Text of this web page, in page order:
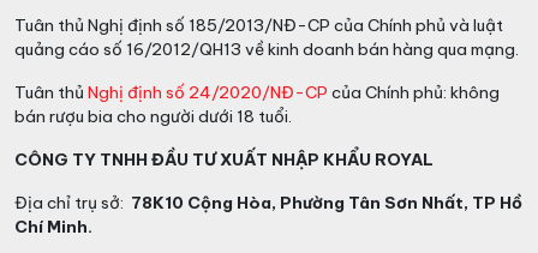
LiêmHotline:
0849.788.111
>>>> Tham khảo các loại RƯỢU VANG ngon khác.
Tuân thủ Nghị định số 185/2013/NĐ-CP của Chính phủ và luật
quảng cáo số 16/2012/QH13 về kinh doanh bán hàng qua mạng.
Tuân thủ Nghị định số 24/2020/NĐ-CP của Chính phủ: không
bán rượu bia cho người dưới 18 tuổi.
CÔNG TY TNHH ĐẦU TƯ XUẤT NHẬP KHẨU ROYAL
Địa chỉ trụ sở: 78K10 Cộng Hòa, Phường Tân Sơn Nhất, TP Hồ
Chí Minh.